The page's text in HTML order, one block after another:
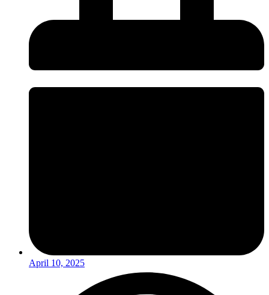
April 10, 2025